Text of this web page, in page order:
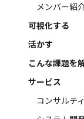
メンバー紹
可視化する
活かす
こんな課題を
サービス
コンサルテ